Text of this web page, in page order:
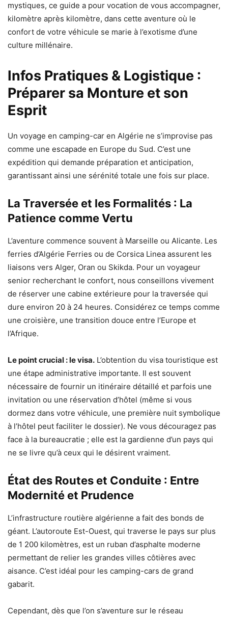
mystiques, ce guide a pour vocation de vous accompagner,
kilomètre après kilomètre, dans cette aventure où le
confort de votre véhicule se marie à l’exotisme d’une
culture millénaire.
Infos Pratiques & Logistique :
Préparer sa Monture et son
Esprit
Un voyage en camping-car en Algérie ne s’improvise pas
comme une escapade en Europe du Sud. C’est une
expédition qui demande préparation et anticipation,
garantissant ainsi une sérénité totale une fois sur place.
La Traversée et les Formalités : La
Patience comme Vertu
L’aventure commence souvent à Marseille ou Alicante. Les
ferries d’Algérie Ferries ou de Corsica Linea assurent les
liaisons vers Alger, Oran ou Skikda. Pour un voyageur
senior recherchant le confort, nous conseillons vivement
de réserver une cabine extérieure pour la traversée qui
dure environ 20 à 24 heures. Considérez ce temps comme
une croisière, une transition douce entre l’Europe et
l’Afrique.
Le point crucial : le visa. L’obtention du visa touristique est
une étape administrative importante. Il est souvent
nécessaire de fournir un itinéraire détaillé et parfois une
invitation ou une réservation d’hôtel (même si vous
dormez dans votre véhicule, une première nuit symbolique
à l’hôtel peut faciliter le dossier). Ne vous découragez pas
face à la bureaucratie ; elle est la gardienne d’un pays qui
ne se livre qu’à ceux qui le désirent vraiment.
État des Routes et Conduite : Entre
Modernité et Prudence
L’infrastructure routière algérienne a fait des bonds de
géant. L’autoroute Est-Ouest, qui traverse le pays sur plus
de 1 200 kilomètres, est un ruban d’asphalte moderne
permettant de relier les grandes villes côtières avec
aisance. C’est idéal pour les camping-cars de grand
gabarit.
Cependant, dès que l’on s’aventure sur le réseau